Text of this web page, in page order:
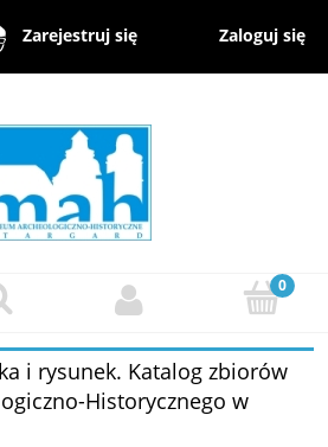
Zarejestruj się Zaloguj się
i rysunek. Katalog zbiorów
Historycznego w